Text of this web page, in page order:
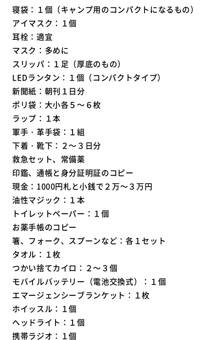
寝袋：１個（キャンプ用のコンパクトになるもの）
アイマスク：１個
耳栓：適宜
マスク：多めに
スリッパ：１足（厚底のもの）
LEDランタン：１個（コンパクトタイプ）
新聞紙：朝刊１日分
ポリ袋：大小各５～６枚
ラップ：１本
軍手・革手袋：１組
下着・靴下：２～３日分
救急セット、常備薬
印鑑、通帳と身分証明証のコピー
現金：1000円札と小銭で２万～３万円
油性マジック：１本
トイレットペーパー：１個
お薬手帳のコピー
箸、フォーク、スプーンなど：各１セット
タオル：１枚
つかい捨てカイロ：２～３個
モバイルバッテリー（電池交換式）：１個
エマージェンシーブランケット：１枚
ホイッスル：１個
ヘッドライト：１個
携帯ラジオ：１個